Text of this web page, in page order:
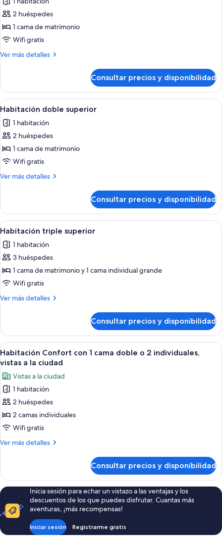
fotos
de
Habitación
Confort
vistas
ciudad
2 huéspedes
1 cama de matrimonio
Wifi gratis
Ver más detalles
Más
Confort
doble,
vistas
la
ciudad
Consultar precios y disponibilidad
Abrir
todas
las
fotos
de
Habitación
doble
Una habitación de hotel con cama,
5
Habitación doble superior
1 habitación
2 huéspedes
1 cama de matrimonio
Wifi gratis
Ver más detalles
Más
doble
superior
Consultar precios y disponibilidad
Abrir
todas
las
fotos
de
Habitación
triple
Una sala de estar moderna con un
5
Habitación triple superior
1 habitación
3 huéspedes
1 cama de matrimonio y 1 cama individual grande
Wifi gratis
Ver más detalles
Más
triple
superior
Consultar precios y disponibilidad
Abrir
todas
las
fotos
de
Habitación
Confort
con
1
o
individuales,
vistas
a
la
Habitación Confort con 1 cama
2
Habitación Confort con 1 cama doble o 2 individuales,
vistas a la ciudad
Vistas a la ciudad
1 habitación
2 huéspedes
2 camas individuales
Wifi gratis
Ver más detalles
Más
Confort
con
1
cama
doble
2
Consultar precios y disponibilidad
Inicia sesión para echar un vistazo a las ventajas y los
descuentos de los que puedes disfrutar. Cuantas más
aventuras, ¡más recompensas!
Iniciar sesión Registrarme gratis